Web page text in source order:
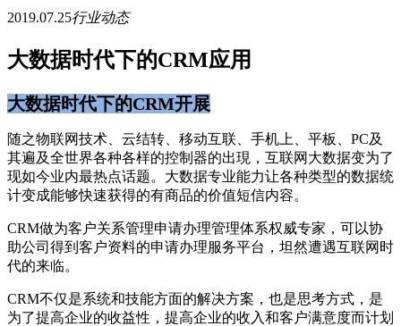
2019.07.25行业动态
大数据时代下的CRM应用
大数据时代下的CRM开展
随之物联网技术、云结转、移动互联、手机上、平板、PC及
其遍及全世界各种各样的控制器的出現，互联网大数据变为了
现如今业内最热点话题。大数据专业能力让各种类型的数据统
计变成能够快速获得的有商品的价值短信内容。
CRM做为客户关系管理申请办理管理体系权威专家，可以协
助公司得到客户资料的申请办理服务平台，坦然遭遇互联网时
代的来临。
CRM不仅是系统和技能方面的解决方案，也是思考方式，是
为了提高企业的收益性，提高企业的收入和客户满意度而计划